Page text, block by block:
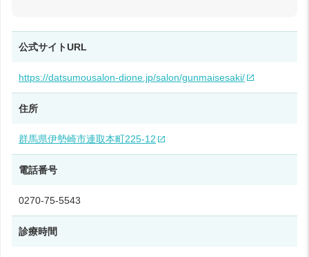
公式サイトURL
https://datsumousalon-dione.jp/salon/gunmaisesaki/
住所
群馬県伊勢崎市連取本町225-12
電話番号
0270-75-5543
診療時間